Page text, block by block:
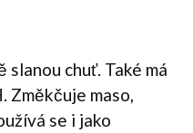
chuť. Také má
maso,
se i jako